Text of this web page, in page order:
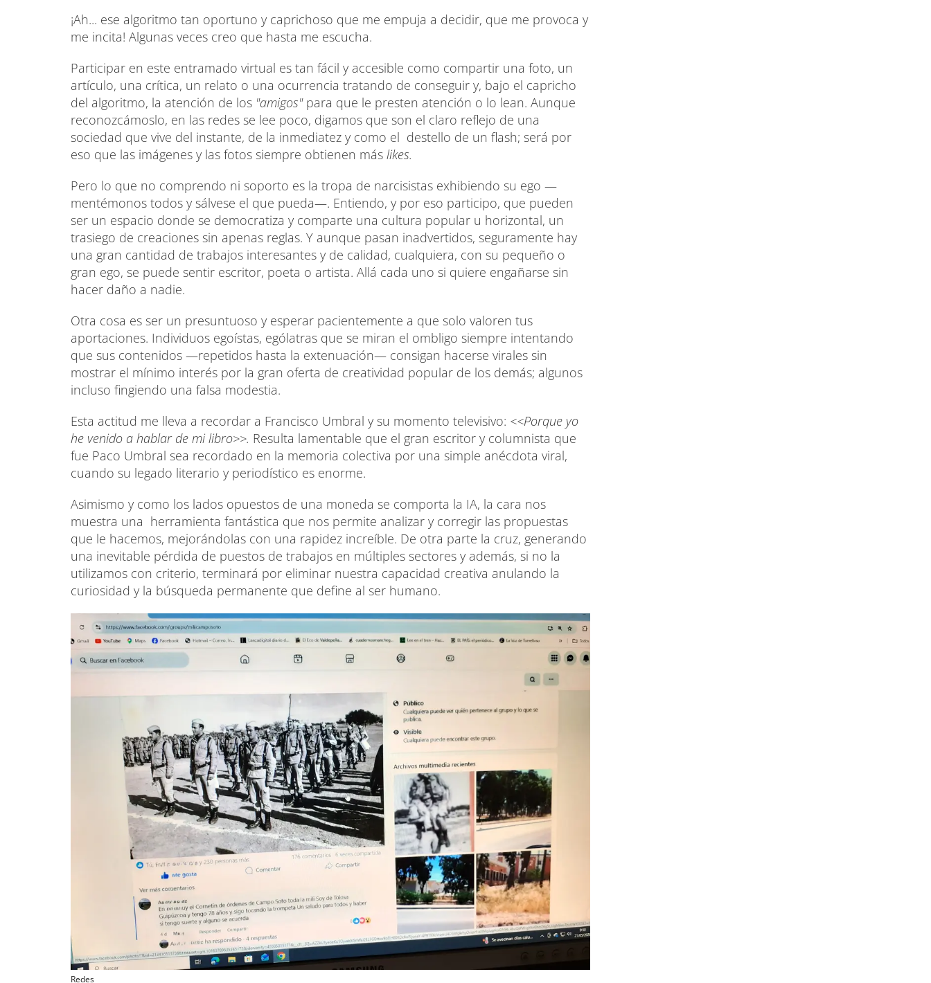
¡Ah... ese algoritmo tan oportuno y caprichoso que me empuja a decidir, que me provoca y
me incita! Algunas veces creo que hasta me escucha.
Participar en este entramado virtual es tan fácil y accesible como compartir una foto, un
artículo, una crítica, un relato o una ocurrencia tratando de conseguir y, bajo el capricho
del algoritmo, la atención de los "amigos"para que le presten atención o lo lean. Aunque
reconozcámoslo, en las redes se lee poco, digamos que son el claro reflejo de una
sociedad que vive del instante, de la inmediatez y como el destello de un flash; será por
eso que las imágenes y las fotos siempre obtienen más likes.
Pero lo que no comprendo ni soporto es la tropa de narcisistas exhibiendo su ego —
mentémonos todos y sálvese el que pueda—. Entiendo, y por eso participo, que pueden
ser un espacio donde se democratiza y comparte una cultura popular u horizontal, un
trasiego de creaciones sin apenas reglas. Y aunque pasan inadvertidos, seguramente hay
una gran cantidad de trabajos interesantes y de calidad, cualquiera, con su pequeño o
gran ego, se puede sentir escritor, poeta o artista. Allá cada uno si quiere engañarse sin
hacer daño a nadie.
Otra cosa es ser un presuntuoso y esperar pacientemente a que solo valoren tus
aportaciones. Individuos egoístas, ególatras que se miran el ombligo siempre intentando
que sus contenidos —repetidos hasta la extenuación— consigan hacerse virales sin
mostrar el mínimo interés por la gran oferta de creatividad popular de los demás; algunos
incluso fingiendo una falsa modestia.
Esta actitud me lleva a recordar a Francisco Umbral y su momento televisivo: <<Porque yo
he venido a hablar de mi libro>>. Resulta lamentable que el gran escritor y columnista que
fue Paco Umbral sea recordado en la memoria colectiva por una simple anécdota viral,
cuando su legado literario y periodístico es enorme.
Asimismo y como los lados opuestos de una moneda se comporta la IA, la cara nos
muestra una herramienta fantástica que nos permite analizar y corregir las propuestas
que le hacemos, mejorándolas con una rapidez increíble. De otra parte la cruz, generando
una inevitable pérdida de puestos de trabajos en múltiples sectores y además, si no la
utilizamos con criterio, terminará por eliminar nuestra capacidad creativa anulando la
curiosidad y la búsqueda permanente que define al ser humano.
Redes